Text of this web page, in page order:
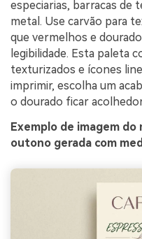
especiarias, barracas de
metal. Use carvão para
que vermelhos e
legibilidade. Esta paleta
texturizados e ícones
imprimir, escolha um
o dourado ficar
Exemplo de imagem do
outono gerada com